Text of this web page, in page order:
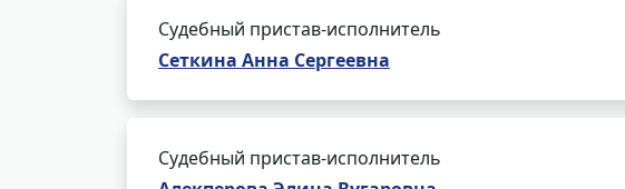
Судебный пристав-исполнитель
Сеткина Анна Сергеевна
Судебный пристав-исполнитель